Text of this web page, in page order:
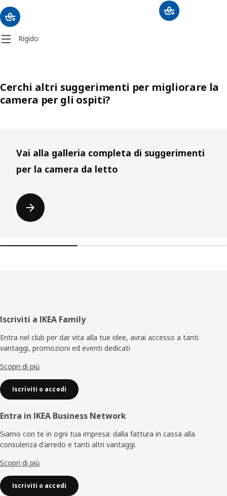
Rigido
Cerchi altri suggerimenti per migliorare la
camera per gli ospiti?
Vai alla galleria completa di suggerimenti
per la camera da letto
Piè
di
pagina
Iscriviti a IKEA Family
Entra nel club per dar vita alla tue idee, avrai accesso a tanti
vantaggi, promozioni ed eventi dedicati
Scopri di più
Iscriviti o accedi
Entra in IKEA Business Network
Siamo con te in ogni tua impresa: dalla fattura in cassa alla
consulenza d'arredo e tanti altri vantaggi.
Scopri di più
Iscriviti o accedi